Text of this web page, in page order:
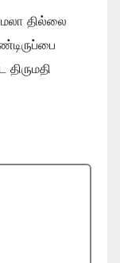
தில்லை